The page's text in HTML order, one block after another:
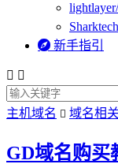
 新手指引
 
主机域名  域名相关
GD域名购买